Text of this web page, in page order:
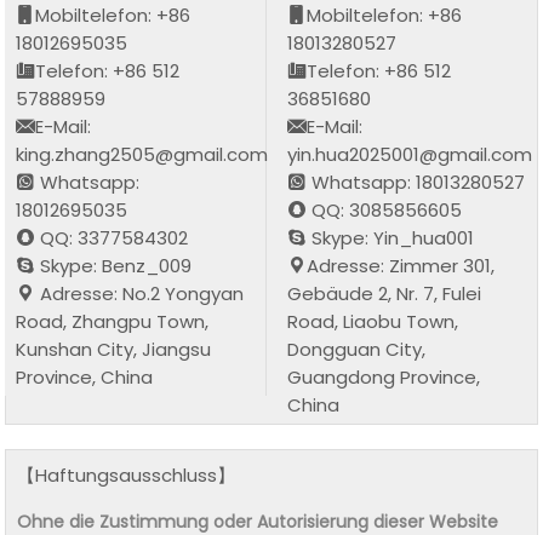
Mobiltelefon: +86
18012695035
Telefon: +86 512
57888959
E-Mail:
king.zhang2505@gmail.com
Whatsapp:
18012695035
QQ: 3377584302
Skype: Benz_009
Adresse: No.2 Yongyan
Road, Zhangpu Town,
Kunshan City, Jiangsu
Province, China
Mobiltelefon: +86
18013280527
Telefon: +86 512
36851680
E-Mail:
yin.hua2025001@gmail.com
Whatsapp: 18013280527
QQ: 3085856605
Skype: Yin_hua001
Adresse: Zimmer 301,
Gebäude 2, Nr. 7, Fulei
Road, Liaobu Town,
Dongguan City,
Guangdong Province,
China
【Haftungsausschluss】
Ohne die Zustimmung oder Autorisierung dieser Website